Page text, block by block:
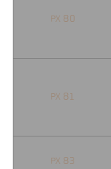
PX 80
PX 81
PX 83